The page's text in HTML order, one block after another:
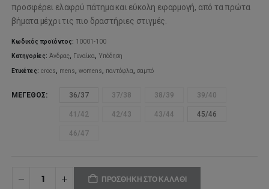
προσφέρει ελαφρύ πάτημα και εύκολη εφαρμογή, από τα πρώτα
βήματα μέχρι τις πιο δραστήριες στιγμές.
Κωδικός προϊόντος: 10001-100
Κατηγορίες:Άνδρας, Γυναίκα, Υπόδηση
Ετικέτες:crocs, mens,womens,παντόφλα,σαμπό
ΜΈΓΕΘΟΣ 36/37 37/38 38/39 39/40
41/42 42/43 43/44 45/46
46/47
ΠΡΟΣΘΉΚΗ ΣΤΟ ΚΑΛΆΘΙ